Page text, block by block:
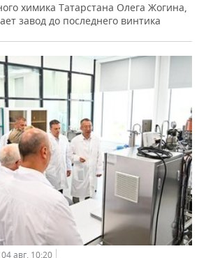
химика Татарстана Олега Жогина,
завод до последнего винтика
04 авг, 10:20